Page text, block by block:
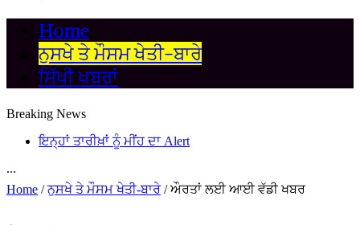
Home
ਨੁਸਖੇ ਤੇ ਮੌਸਮ ਖੇਤੀ-ਬਾਰੇ
ਸਿੱਖੀ ਖਬਰਾਂ
Breaking News
ਇਨ੍ਹਾਂ ਤਾਰੀਖ਼ਾਂ ਨੂੰ ਮੀਂਹ ਦਾ Alert
...
Home / ਨੁਸਖੇ ਤੇ ਮੌਸਮ ਖੇਤੀ-ਬਾਰੇ / ਔਰਤਾਂ ਲਈ ਆਈ ਵੱਡੀ ਖਬਰ